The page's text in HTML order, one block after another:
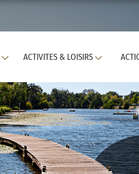
ACTIVITES & LOISIRS